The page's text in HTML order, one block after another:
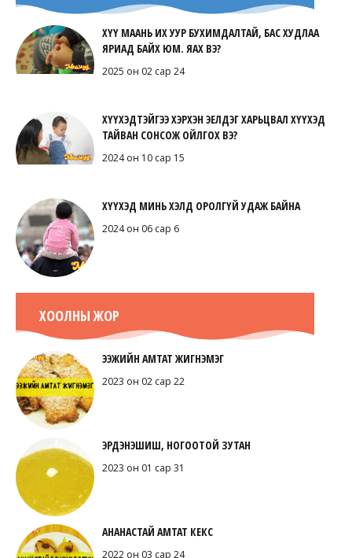
ХҮҮ МААНЬ ИХ УУР БУХИМДАЛТАЙ, БАС ХУДЛАА
ЯРИАД БАЙХ ЮМ. ЯАХ ВЭ?
2025 он 02 сар 24
ХҮҮХЭДТЭЙГЭЭ ХЭРХЭН ЭЕЛДЭГ ХАРЬЦВАЛ ХҮҮХЭД
ТАЙВАН СОНСОЖ ОЙЛГОХ ВЭ?
2024 он 10 сар 15
ХҮҮХЭД МИНЬ ХЭЛД ОРОЛГҮЙ УДАЖ БАЙНА
2024 он 06 сар 6
ХООЛНЫ ЖОР
ЭЭЖИЙН АМТАТ ЖИГНЭМЭГ
2023 он 02 сар 22
ЭРДЭНЭШИШ, НОГООТОЙ ЗУТАН
2023 он 01 сар 31
АНАНАСТАЙ АМТАТ КЕКС
2022 он 03 сар 24